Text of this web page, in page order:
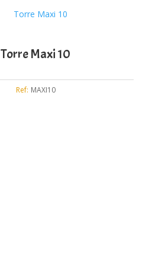
Torre Maxi 10
Ref: MAXI10